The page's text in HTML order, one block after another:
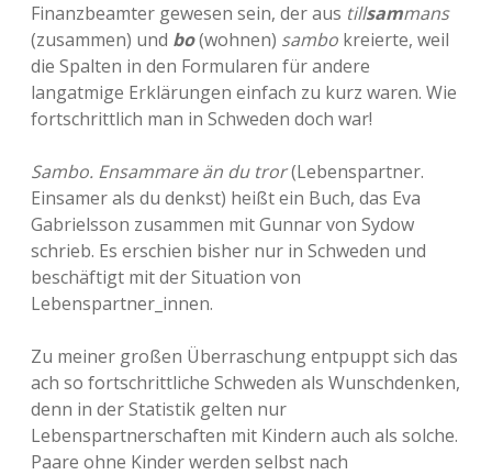
Finanzbeamter gewesen sein, der aus tillsammans
(zusammen) und bo(wohnen) sambo kreierte, weil
die Spalten in den Formularen für andere
langatmige Erklärungen einfach zu kurz waren. Wie
fortschrittlich man in Schweden doch war!
Sambo. Ensammare än du tror(Lebenspartner.
Einsamer als du denkst) heißt ein Buch, das Eva
Gabrielsson zusammen mit Gunnar von Sydow
schrieb. Es erschien bisher nur in Schweden und
beschäftigt mit der Situation von
Lebenspartner_innen.
Zu meiner großen Überraschung entpuppt sich das
ach so fortschrittliche Schweden als Wunschdenken,
denn in der Statistik gelten nur
Lebenspartnerschaften mit Kindern auch als solche.
Paare ohne Kinder werden selbst nach